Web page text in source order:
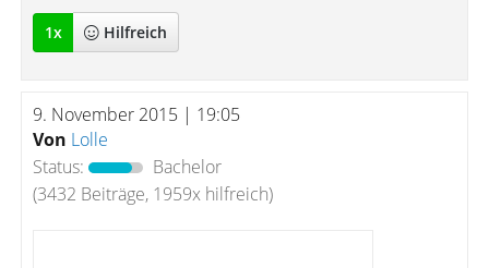
1x Hilfreich
9. November 2015 | 19:05
Von Lolle
Status:
Bachelor
(3432 Beiträge, 1959x hilfreich)